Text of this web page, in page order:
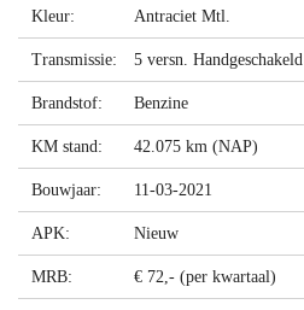
Kleur: Antraciet Mtl.
Transmissie: 5 versn. Handgeschakeld
Brandstof: Benzine
KM stand: 42.075 km (NAP)
Bouwjaar: 11-03-2021
APK: Nieuw
MRB: € 72,- (per kwartaal)